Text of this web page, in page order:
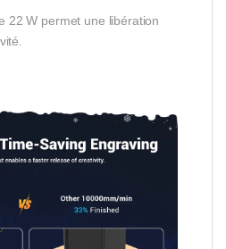
22 W permet une libération